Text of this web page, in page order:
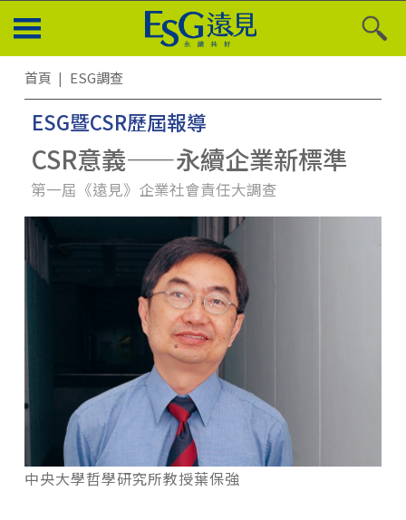
首頁 ESG調查
ESG暨CSR歷屆報導
CSR意義——永續企業新標準
第一屆《遠見》企業社會責任大調查
中央大學哲學研究所教授葉保強